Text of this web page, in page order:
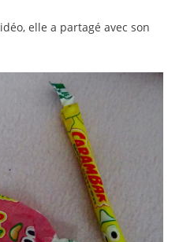
elle a partagé avec son